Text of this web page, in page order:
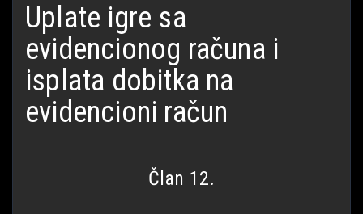
Uplate igre sa
evidencionog računa i
isplata dobitka na
evidencioni račun
Član 12.